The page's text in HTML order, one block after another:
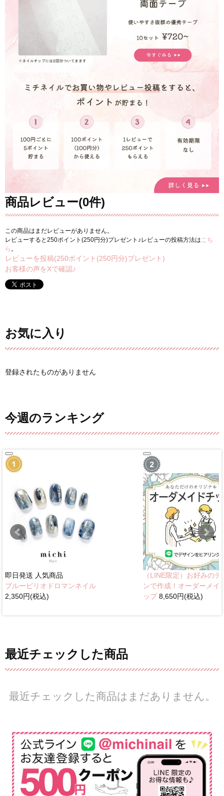
商品レビュー(0件)
この商品はまだレビューがありません。
レビューすると250ポイント(250円分)プレゼント♪レビューの投稿方法は こち
ら 。
レビューを投稿(250ポイント(250円分)プレゼント)
お客様の声をXで確認♪
お気に入り
登録されたものがありません
今週のランキング
即日発送 人気商品
ブルーピリオドロマンネイル
2,350円(税込)
（LINE限定）お好みのデ
ンで作成！オーダーメイ
ップ8,650円(税込)
最近チェックした商品
最近チェックした商品はまだありません。